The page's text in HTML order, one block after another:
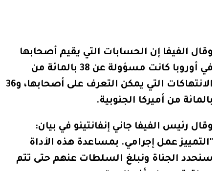
وقال الفيفا إن الحسابات التي يقيم أصحابها
في أوروبا كانت مسؤولة عن 38 بالمائة من
الانتهاكات التي يمكن التعرف على أصحابها، و36
بالمائة من أميركا الجنوبية.
وقال رئيس الفيفا جاني إنفانتينو في بيان:
"التمييز عمل إجرامي. بمساعدة هذه الأداة
سنحدد الجناة ونبلغ السلطات عنهم حتى تتم